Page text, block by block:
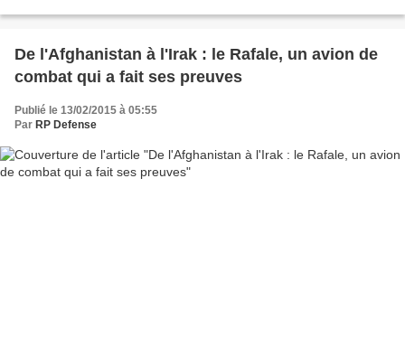
De l'Afghanistan à l'Irak : le Rafale, un avion de
combat qui a fait ses preuves
Publié le 13/02/2015 à 05:55
Par RP Defense